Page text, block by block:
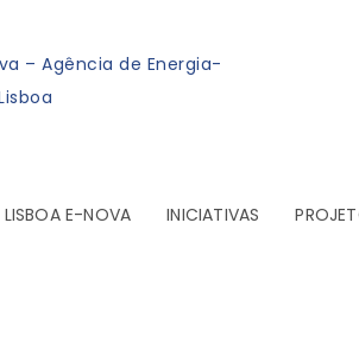
LISBOA E-NOVA INICIATIVAS